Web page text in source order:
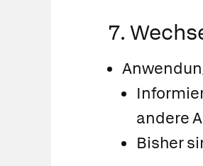
7.
andere
Bisher